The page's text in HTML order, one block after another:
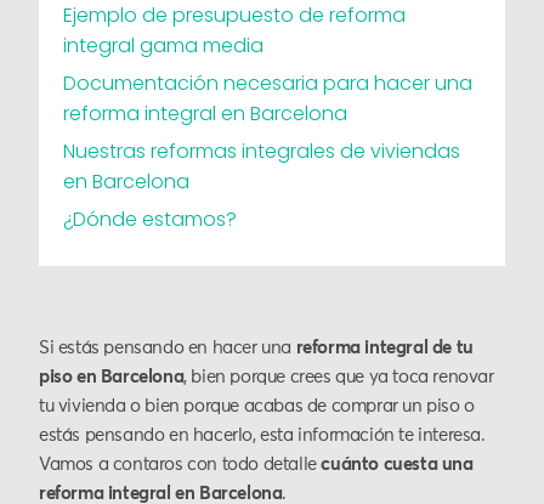
Ejemplo de presupuesto de reforma
integral gama media
Documentación necesaria para hacer una
reforma integral en Barcelona
Nuestras reformas integrales de viviendas
en Barcelona
¿Dónde estamos?
Si estás pensando en hacer una reforma integral de tu
piso en Barcelona, bien porque crees que ya toca renovar
tu vivienda o bien porque acabas de comprar un piso o
estás pensando en hacerlo, esta información te interesa.
Vamos a contaros con todo detallecuánto cuesta una
reforma integral en Barcelona.